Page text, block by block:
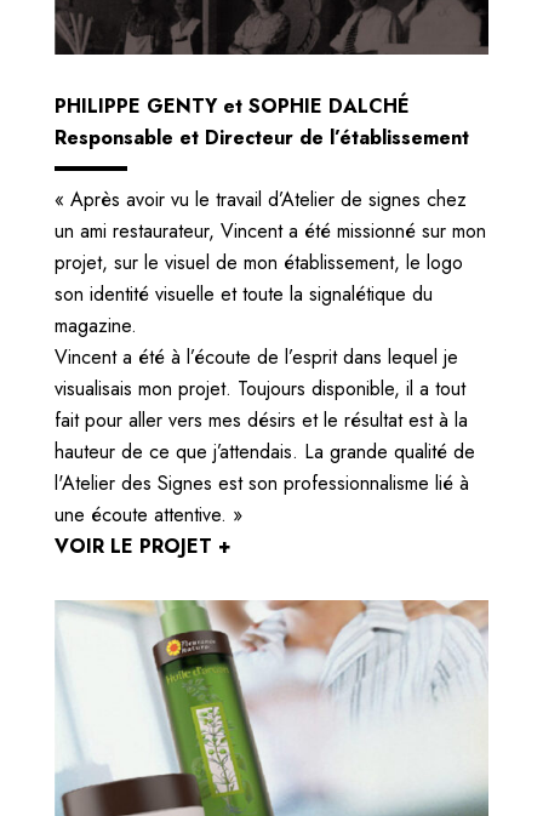
PHILIPPE GENTY et SOPHIE DALCHÉ
Responsable et Directeur de l’établissement
« Après avoir vu le travail d’Atelier de signes chez
un ami restaurateur, Vincent a été missionné sur mon
projet, sur le visuel de mon établissement, le logo
son identité visuelle et toute la signalétique du
magazine.
Vincent a été à l’écoute de l’esprit dans lequel je
visualisais mon projet. Toujours disponible, il a tout
fait pour aller vers mes désirs et le résultat est à la
hauteur de ce que j’attendais. La grande qualité de
l'Atelier des Signes est son professionnalisme lié à
une écoute attentive. »
VOIR LE PROJET +